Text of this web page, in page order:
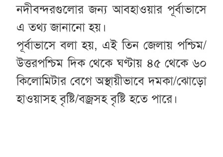
নদীবন্দরগুলোর জন্য আবহাওয়ার পূর্বাভাসে
এ তথ্য জানানো হয়।
পূর্বাভাসে বলা হয়, এই তিন জেলায় পশ্চিম/
উত্তরপশ্চিম দিক থেকে ঘণ্টায় ৪৫ থেকে ৬০
কিলোমিটার বেগে অস্থায়ীভাবে দমকা/ঝোড়ো
হাওয়াসহ বৃষ্টি/বজ্রসহ বৃষ্টি হতে পারে।